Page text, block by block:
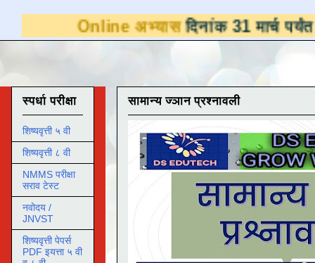
अभ्यासदिनांक 31 मार्च पर्यंत
सामान्य ज्ञान प्रश्नावली
स्पर्धा परीक्षा
शिष्यवृत्ती ५ वी
शिष्यवृत्ती ८ वी
NMMS परीक्षा
सराव टेस्ट
नवोदय /
JNVST
शिष्यवृत्ती पेपर्स
PDF इयत्ता ५ वी